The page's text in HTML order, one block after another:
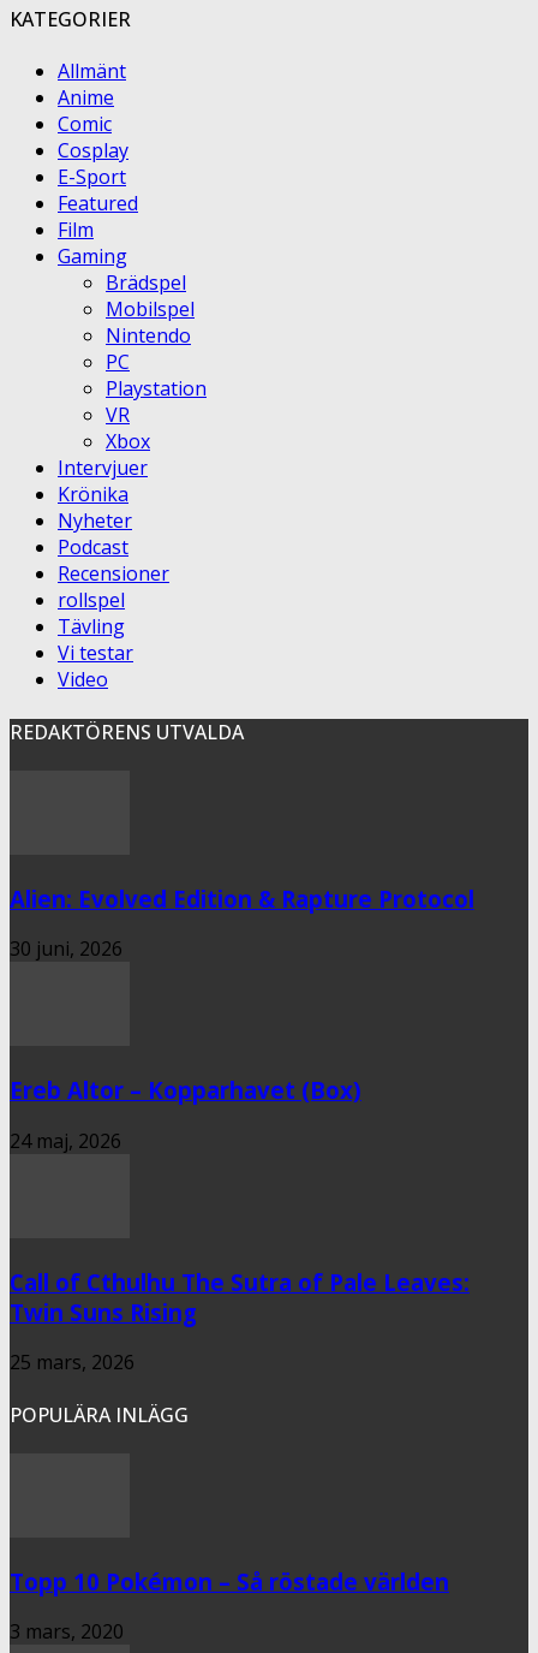
KATEGORIER
Allmänt
Anime
Comic
Cosplay
E-Sport
Featured
Film
Gaming
Brädspel
Mobilspel
Nintendo
PC
Playstation
VR
Xbox
Intervjuer
Krönika
Nyheter
Podcast
Recensioner
rollspel
Tävling
Vi testar
Video
REDAKTÖRENS UTVALDA
Alien: Evolved Edition & Rapture Protocol
30 juni, 2026
Ereb Altor – Kopparhavet (Box)
24 maj, 2026
Call of Cthulhu The Sutra of Pale Leaves:
Twin Suns Rising
25 mars, 2026
POPULÄRA INLÄGG
Topp 10 Pokémon – Så röstade världen
3 mars, 2020